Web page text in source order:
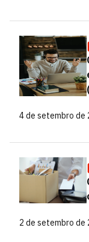
4 de setembro de
2 de setembro de